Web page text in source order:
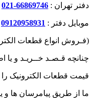
دفتر تهران : 66869746-021
موبایل دفتر : 09120958931
(فـروش انواع قطعات
چنانچه قـصـد خــریـد و یا
قیمت قطعات الکترونیک را
ما از طریق پیامرسان ها و